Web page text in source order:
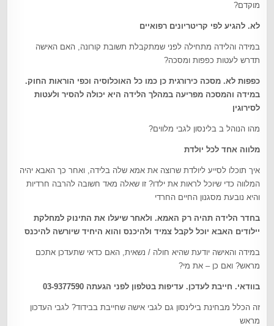
מוקדם?
לא. להגיע לפי קריטריונים רפואיים
במידה והלידה מתחילה לפני שמתקבלת תשובת קורונה, האם האישה
תדרש לעטות כפפות ומסכה?
כפפות לא. מסכה כירורגית כן כמו כל האוכלוסיה וכפי הוראות החוק.
במידה והמסכה מפריעה במהלך הלידה היא יכולה להסיר ולעטות
לסירוגין
מהו הנוהל ב בלינסון לגבי מלווים?
מלווה אחד לכל יולדת
איך תוכלו לסייע ליולדת שרוצה את אמא שלה בלידה, ואחר כך האבא יהיה
המלווה כדי שיוכל לראות את ילדו? זו שאלה מאד חשובה להרבה חרדיות
והיא נובעת מסגנון החיים החרדי
בחדר הלידה תהיה רק האמא. ולאחר שיעלו את התינוק למחלקת
יילודים האבא יוכל לקבל צמיד ולהיכנס והוא היחיד שיורשה להיכנס
במידה והאישה יודעת שהיא חולה / נשאית, האם כדאי שתעדכן אתכם
מראש? ואם כן – את מי?
בוודאי. חייבת לעדכן. עדיפות בטלפון לפני הגעתה 03-9377590
זה הכלל מבחינת בילינסון גם לגבי אישה שחייבת בבידוד? לגבי העדכון
מראש